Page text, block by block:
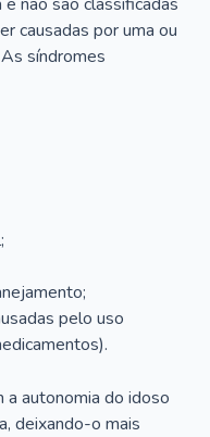
causadas por uma ou
síndromes
pelo uso
a autonomia do idoso
deixando-o mais